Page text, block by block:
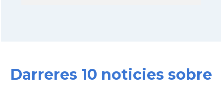
Darreres 10 noticies sobre